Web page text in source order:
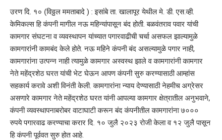
उरण दि. १० (विठ्ठल ममताबादे ) : इसांबे ता. खालापूर येथील मे. डी. एस.व्ही.
केमिकल्स हि कंपनी मागील नऊ महिन्यांपासून बंद होती. बळवंतराव पवार यांची
कामगार संघटना व व्यवस्थापन यांच्यात पगारवाढीची चर्चा असफल झाल्यामुळे
कामगारांनी कामबंद केले होते. नऊ महिने कंपनी बंद असल्यामुळे पगार नाही,
कामगारांना उत्पन्न नाही त्यामुळे कामगार अस्वस्थ झाले व कामगारांनी कामगार
नेते महेंद्रशेठ घरत यांची भेट घेऊन आपण कंपनी सुरु करण्यासाठी आम्हांस
सहकार्य करावे अशी विनंती केली. कामगारांना न्याय देण्यासाठी नेहमीच अग्रेसर
असणारे कामगार नेते महेंद्रशेठ घरत यांनी आपल्या कामगार क्षेत्रातील अनुभवाने,
कंपनी व्यवस्थापनाबरोबर वाटाघाटी करून बंद कंपनीतील कामगारांना ७०००
रुपये पगारवाढ करण्याचा करार दि. १० जुलै २०२३ रोजी केला व १२ जुलै पासून
हि कंपनी पूर्ववत सुरु होत आहे.